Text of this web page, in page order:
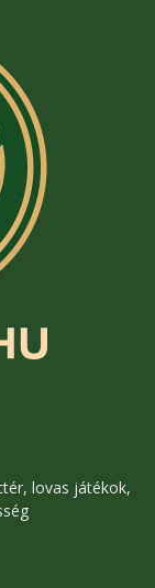
lovas játékok,